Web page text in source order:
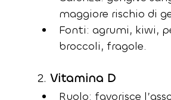
maggiore rischio di
Fonti: agrumi, kiwi,
broccoli, fragole.
2. Vitamina D
Ruolo: favorisce